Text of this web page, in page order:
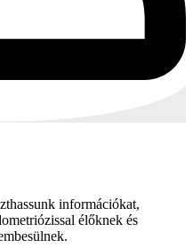
információkat,
élőknek és